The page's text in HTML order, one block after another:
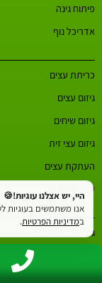
פיתוח גינה
אדריכל נוף
כריתת עצים
גיזום עצים
גיזום שיחים
גיזום עצי זית
העתקת עצים
עקירת עצים
גננים בכפר סבא
גננים בחיפה
היי, יש אצלנו עוגיות!🍪
אנו משתמשים בעוגיות
במדיניות הפרטיות.